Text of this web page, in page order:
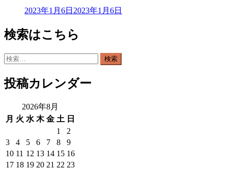
2023年1月6日 2023年1月6日
検索はこちら
検
投稿カレンダー
2026年8月
月 火 水 木 金 土 日
1
2
3
4 5 6 7 8
9
10 11 12 13 14 15 16
17 18 19 20 21 22 23